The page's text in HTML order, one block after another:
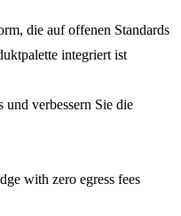
die auf offenen Standards
integriert ist
verbessern Sie die
with zero egress fees